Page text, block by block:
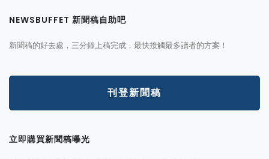
NEWSBUFFET 新聞稿自助吧
新聞稿的好去處，三分鐘上稿完成，最快接觸最多讀者的方案！
刊登新聞稿
立即購買新聞稿曝光